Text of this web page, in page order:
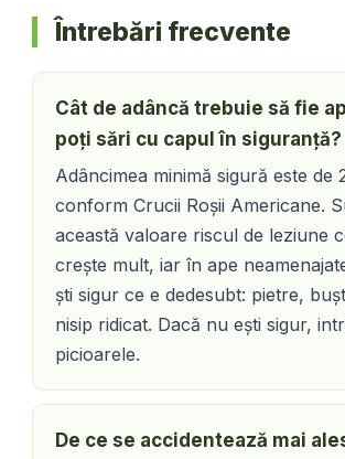
Întrebări frecvente
Cât de adâncă trebuie să fie
poți sări cu capul în siguranță?
Adâncimea minimă sigură este de
conform Crucii Roșii Americane.
această valoare riscul de leziune
crește mult, iar în ape
ști sigur ce e dedesubt: pietre,
nisip ridicat. Dacă nu ești sigur,
picioarele.
De ce se accidentează mai